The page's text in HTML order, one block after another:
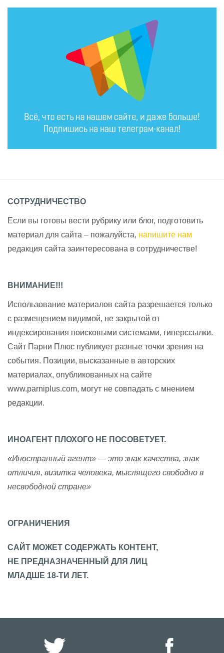
СОТРУДНИЧЕСТВО
Если вы готовы вести рубрику или блог, подготовить
материал для сайта – пожалуйста, напишите нам
редакция сайта заинтересована в сотрудничестве!
ВНИМАНИЕ!!!
Использование материалов сайта разрешается только
с размещением видимой, не закрытой от
индексирования поисковыми системами, гиперссылки.
Сайт Парни Плюс публикует разные точки зрения на
события. Позиции, высказанные в авторских
материалах, опубликованных на сайте
www.parniplus.com, могут не совпадать с мнением
редакции.
ИНОАГЕНТ ПЛОХОГО НЕ ПОСОВЕТУЕТ.
«Иностранный агент» — это знак качества, знак
отличия, визитка человека, мыслящего свободно в
несвободной стране»
ОГРАНИЧЕНИЯ
САЙТ МОЖЕТ СОДЕРЖАТЬ КОНТЕНТ,
НЕ ПРЕДНАЗНАЧЕННЫЙ ДЛЯ ЛИЦ
МЛАДШЕ 18-ТИ ЛЕТ.